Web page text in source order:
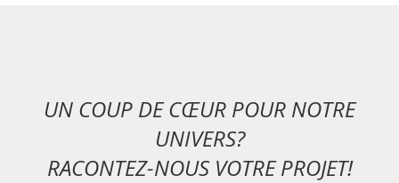
UN COUP DE CŒUR POUR NOTRE
UNIVERS?
RACONTEZ-NOUS VOTRE PROJET!